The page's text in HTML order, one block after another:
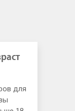
для